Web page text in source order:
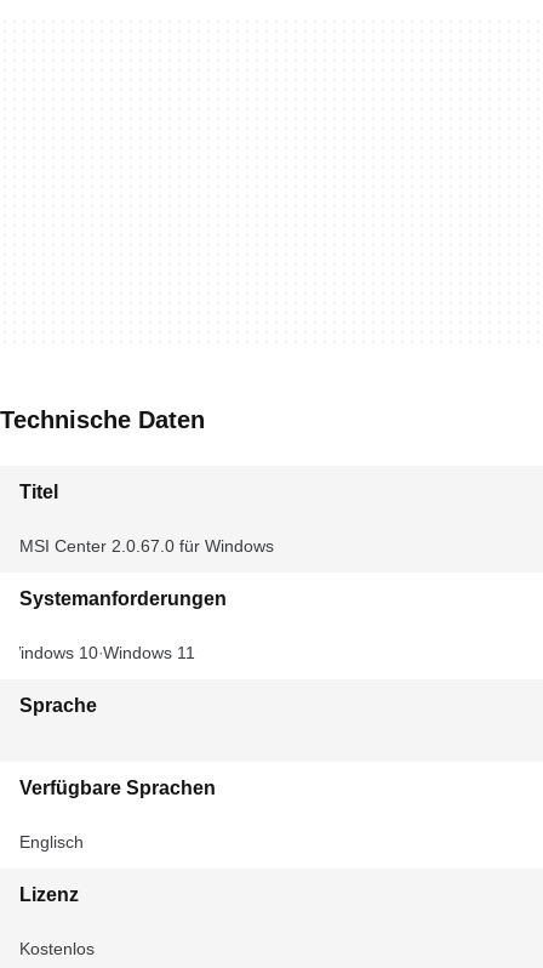
Technische Daten
Titel
MSI Center 2.0.67.0 für Windows
Systemanforderungen
Windows 10 Windows 11
Sprache
Verfügbare Sprachen
Englisch
Lizenz
Kostenlos